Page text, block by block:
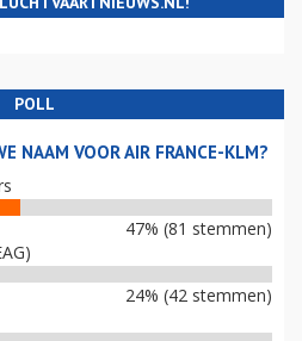
POLL
NAAM VOOR AIR FRANCE-KLM?
47% (81 stemmen)
24% (42 stemmen)